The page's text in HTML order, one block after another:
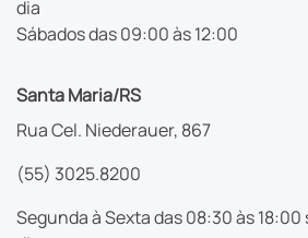
dia
Sábados das 09:00 às 12:00
Santa Maria/RS
Rua Cel. Niederauer, 867
(55) 3025.8200
Segunda à Sexta das 08:30 às